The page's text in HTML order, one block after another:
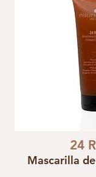
24
Mascarilla